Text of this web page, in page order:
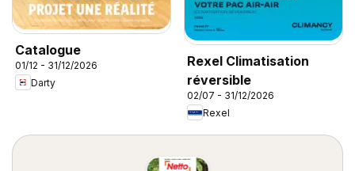
Catalogue
01/12 - 31/12/2026
Darty
Rexel Climatisation
réversible
02/07 - 31/12/2026
Rexel